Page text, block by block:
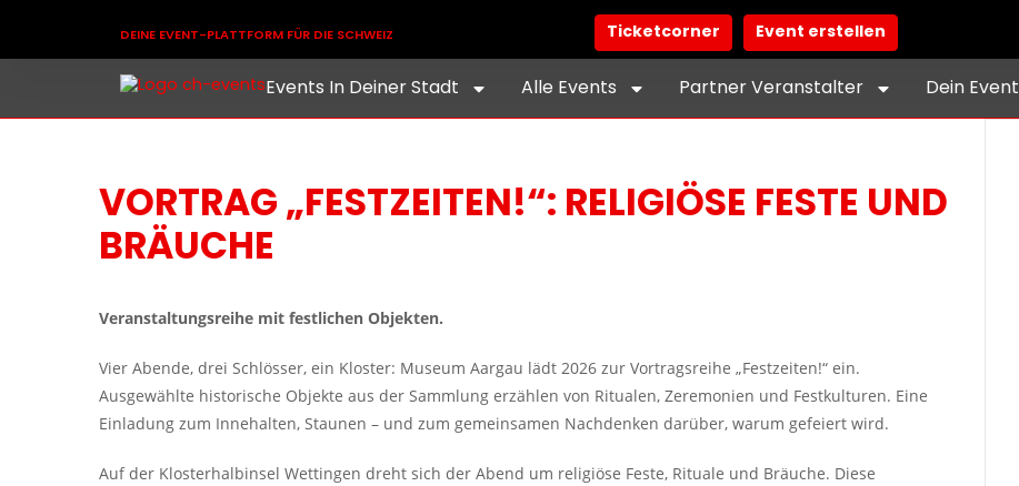
DEINE EVENT-PLATTFORM FÜR DIE SCHWEIZ Ticketcorner Event erstellen
Events In Deiner Stadt Alle Events Partner Veranstalter Dein Event
VORTRAG „FESTZEITEN!“: RELIGIÖSE FESTE UND
BRÄUCHE
Veranstaltungsreihe mit festlichen Objekten.
Vier Abende, drei Schlösser, ein Kloster: Museum Aargau lädt 2026 zur Vortragsreihe „Festzeiten!“ ein.
Ausgewählte historische Objekte aus der Sammlung erzählen von Ritualen, Zeremonien und Festkulturen. Eine
Einladung zum Innehalten, Staunen – und zum gemeinsamen Nachdenken darüber, warum gefeiert wird.
Auf der Klosterhalbinsel Wettingen dreht sich der Abend um religiöse Feste, Rituale und Bräuche. Diese